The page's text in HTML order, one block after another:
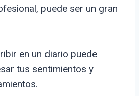
puede ser un gran
en un diario puede
tus sentimientos y